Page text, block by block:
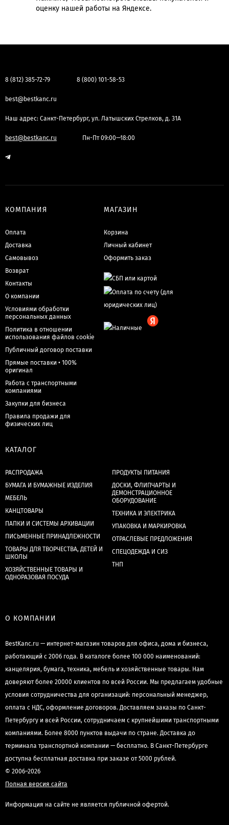
оценку нашей работы на Яндексе.
8 (812) 385-72-79 8 (800) 101-58-53
best@bestkanc.ru
Наш адрес: Санкт-Петербург, ул. Латышских Стрелков, д. 31А
best@bestkanc.ru Пн-Пт 09:00—18:00
КОМПАНИЯ
Оплата
Доставка
Самовывоз
Возврат
Контакты
О компании
Условиями обработки
персональных данных
Политика в отношении
использования файлов cookie
Публичный договор поставки
Прямые поставки • 100%
оригинал
Работа с транспортными
компаниями
Закупки для бизнеса
Правила продажи для
физических лиц
МАГАЗИН
Корзина
Личный кабинет
Оформить заказ
КАТАЛОГ
РАСПРОДАЖА
БУМАГА И БУМАЖНЫЕ ИЗДЕЛИЯ
МЕБЕЛЬ
КАНЦТОВАРЫ
ПАПКИ И СИСТЕМЫ АРХИВАЦИИ
ПИСЬМЕННЫЕ ПРИНАДЛЕЖНОСТИ
ТОВАРЫ ДЛЯ ТВОРЧЕСТВА, ДЕТЕЙ И
ШКОЛЫ
ХОЗЯЙСТВЕННЫЕ ТОВАРЫ И
ОДНОРАЗОВАЯ ПОСУДА
ПРОДУКТЫ ПИТАНИЯ
ДОСКИ, ФЛИПЧАРТЫ И
ДЕМОНСТРАЦИОННОЕ
ОБОРУДОВАНИЕ
ТЕХНИКА И ЭЛЕКТРИКА
УПАКОВКА И МАРКИРОВКА
ОТРАСЛЕВЫЕ ПРЕДЛОЖЕНИЯ
СПЕЦОДЕЖДА И СИЗ
ТНП
О КОМПАНИИ
BestKanc.ru — интернет-магазин товаров для офиса, дома и бизнеса,
работающий с 2006 года. В каталоге более 100 000 наименований:
канцелярия, бумага, техника, мебель и хозяйственные товары. Нам
доверяют более 20000 клиентов по всей России. Мы предлагаем удобные
условия сотрудничества для организаций: персональный менеджер,
оплата с НДС, оформление договоров. Доставляем заказы по Санкт-
Петербургу и всей России, сотрудничаем с крупнейшими транспортными
компаниями. Более 8000 пунктов выдачи по стране. Доставка до
терминала транспортной компании — бесплатно. В Санкт-Петербурге
доступна бесплатная доставка при заказе от 5000 рублей.
© 2006–2026
Полная версия сайта
Информация на сайте не является публичной офертой.